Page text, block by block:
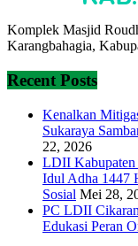
Komplek Masjid
Karangbahagia,
Recent Posts
Kenalkan
Sukaraya
22, 2026
LDII Kabupaten
Idul Adha 1447
Sosial Mei 28,
PC LDII
Edukasi Peran